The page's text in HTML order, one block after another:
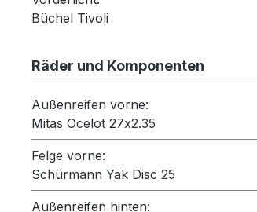
Büchel Tivoli
Räder und Komponenten
Außenreifen vorne:
Mitas Ocelot 27x2.35
Felge vorne:
Schürmann Yak Disc 25
Außenreifen hinten: